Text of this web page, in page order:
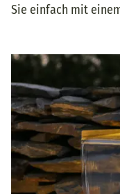
Sie einfach mit